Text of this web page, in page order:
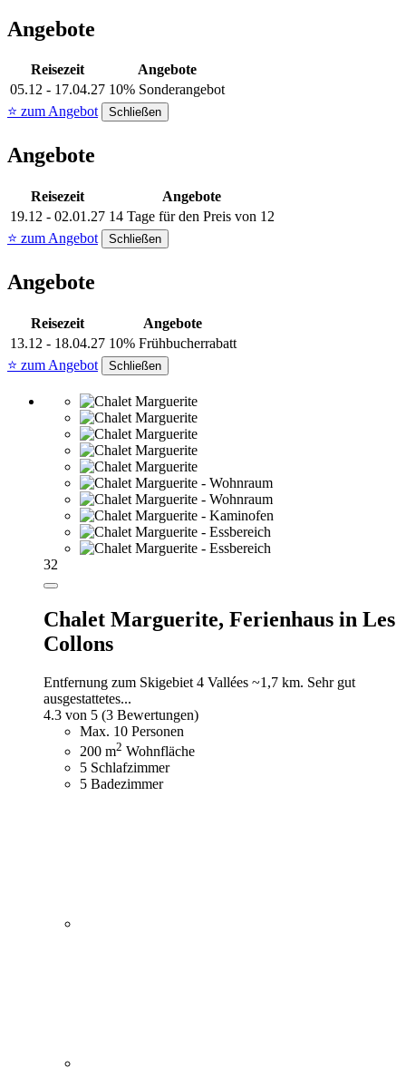
Angebote
Reisezeit
Angebote
05.12 - 17.04.27 10% Sonderangebot
⭐ zum Angebot
Schließen
Angebote
Reisezeit
Angebote
19.12 - 02.01.27 14 Tage für den Preis von 12
⭐ zum Angebot
Schließen
Angebote
Reisezeit
Angebote
13.12 - 18.04.27 10% Frühbucherrabatt
⭐ zum Angebot
Schließen
32
Chalet Marguerite, Ferienhaus in Les
Collons
Entfernung zum Skigebiet 4 Vallées ~1,7 km. Sehr gut
ausgestattetes...
4.3 von 5 (3 Bewertungen)
Max. 10 Personen
200 m2 Wohnfläche
5 Schlafzimmer
5 Badezimmer